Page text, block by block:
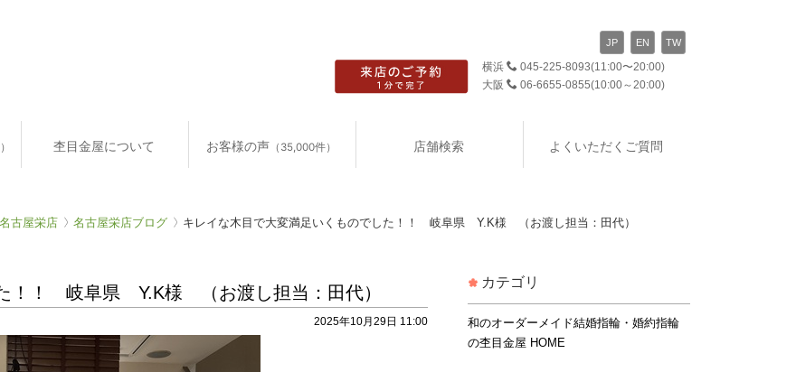
横浜 045-225-8093(11:00〜20:00)
大阪
06-6655-0855(10:00～20:00)
JP EN TW
杢目金屋について お客様の声 （35,000件） 店舗検索 よくいただくご質問
名古屋栄店 名古屋栄店ブログ キレイな木目で大変満足いくものでした！！ 岐阜県 Y.K様 （お渡し担当：田代）
！！ 岐阜県 Y.K様 （お渡し担当：田代）
2025年10月29日 11:00
カテゴリ
和のオーダーメイド結婚指輪・婚約指輪
の杢目金屋 HOME